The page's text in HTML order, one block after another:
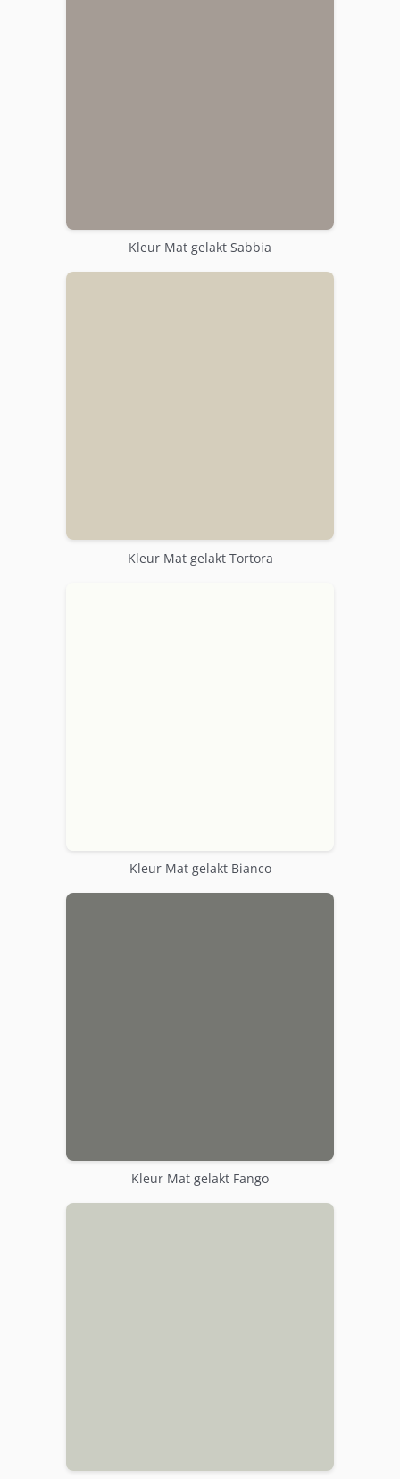
Kleur Mat gelakt Sabbia
Kleur Mat gelakt Tortora
Kleur Mat gelakt Bianco
Kleur Mat gelakt Fango